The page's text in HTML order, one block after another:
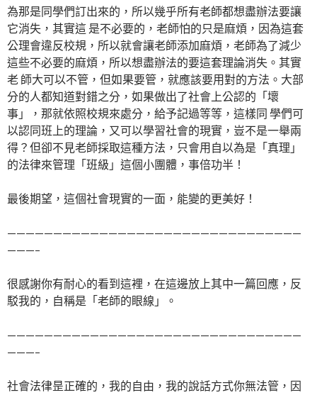
為那是同學們訂出來的，所以幾乎所有老師都想盡辦法要讓
它消失，其實這 是不必要的，老師怕的只是麻煩，因為這套
公理會違反校規，所以就會讓老師添加麻煩，老師為了減少
這些不必要的麻煩，所以想盡辦法的要這套理論消失。其實
老 師大可以不管，但如果要管，就應該要用對的方法。大部
分的人都知道對錯之分，如果做出了社會上公認的「壞
事」，那就依照校規來處分，給予記過等等，這樣同 學們可
以認同班上的理論，又可以學習社會的現實，豈不是一舉兩
得？但卻不見老師採取這種方法，只會用自以為是「真理」
的法律來管理「班級」這個小團體，事倍功半！
最後期望，這個社會現實的一面，能變的更美好！
————————————————————————————————
———–
很感謝你有耐心的看到這裡，在這邊放上其中一篇回應，反
駁我的，自稱是「老師的眼線」。
————————————————————————————————
———–
社會法律昰正確的，我的自由，我的說話方式你無法管，因